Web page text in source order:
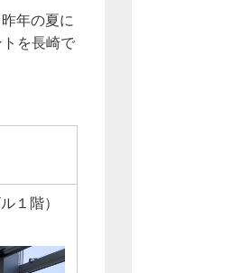
年の夏に
を長崎で
１階）